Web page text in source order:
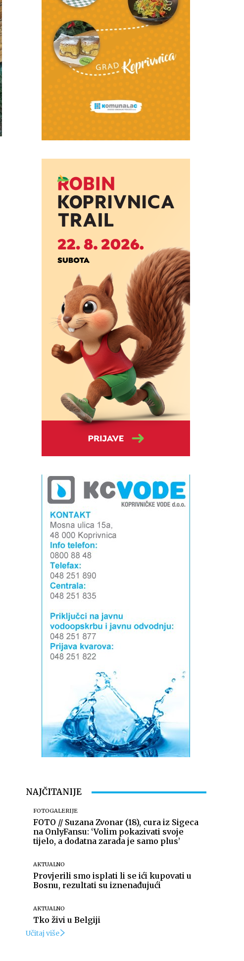
NAJČITANIJE
FOTOGALERIJE
FOTO // Suzana Zvonar (18), cura iz Sigeca
na OnlyFansu: ‘Volim pokazivati svoje
tijelo, a dodatna zarada je samo plus’
AKTUALNO
Provjerili smo isplati li se ići kupovati u
Bosnu, rezultati su iznenađujući
AKTUALNO
Tko živi u Belgiji
Učitaj više